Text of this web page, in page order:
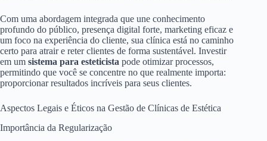
Com uma abordagem integrada que une conhecimento
profundo do público, presença digital forte, marketing eficaz e
um foco na experiência do cliente, sua clínica está no caminho
certo para atrair e reter clientes de forma sustentável. Investir
em um sistema para esteticista pode otimizar processos,
permitindo que você se concentre no que realmente importa:
proporcionar resultados incríveis para seus clientes.
Aspectos Legais e Éticos na Gestão de Clínicas de Estética
Importância da Regularização